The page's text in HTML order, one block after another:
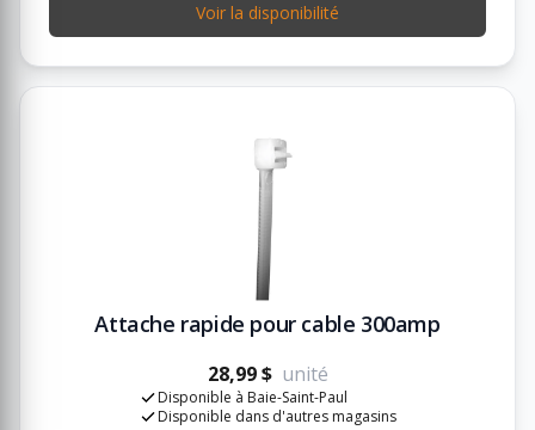
Voir la disponibilité
Attache rapide pour cable 300amp
28,99 $ unité
Disponible à Baie-Saint-Paul
Disponible dans d'autres magasins